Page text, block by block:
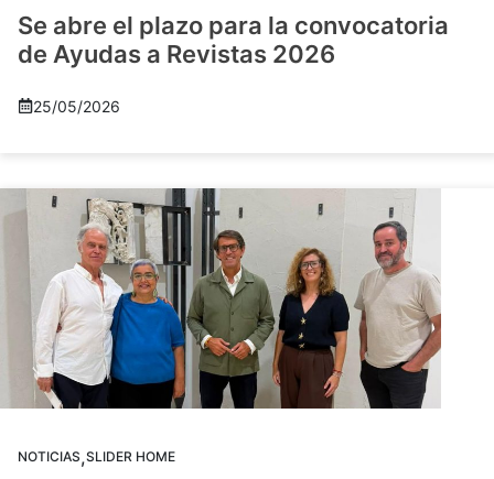
Se abre el plazo para la convocatoria
de Ayudas a Revistas 2026
25/05/2026
NOTICIAS,SLIDER HOME